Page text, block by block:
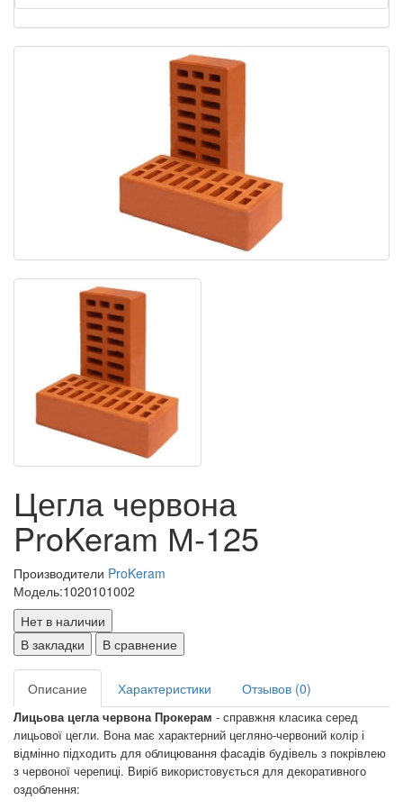
Цегла червона
ProKeram М-125
Производители ProKeram
Модель:1020101002
Нет в наличии
В закладки
В сравнение
Описание Характеристики Отзывов (0)
Лицьова цегла червона Прокерам - справжня класика серед
лицьової цегли. Вона має характерний цегляно-червоний колір і
відмінно підходить для облицювання фасадів будівель з покрівлею
з червоної черепиці. Виріб використовується для декоративного
оздоблення: